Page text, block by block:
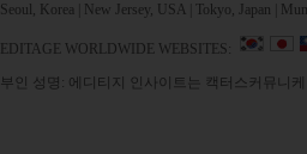
Seoul, Korea | New Jersey, USA | Tokyo, Japan |
EDITAGE WORLDWIDE WEBSITES:
부인 성명: 에디티지 인사이트는 캑터스커뮤니